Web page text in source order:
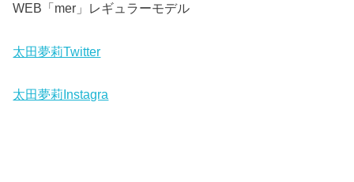
WEB「mer」レギュラーモデル
太田夢莉Twitter
太田夢莉Instagra